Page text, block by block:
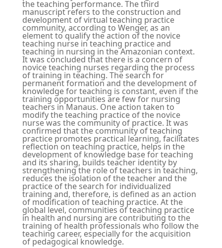
the teaching performance. The third
manuscript refers to the construction and
development of virtual teaching practice
community, according to Wenger, as an
element to qualify the action of the novice
teaching nurse in teaching practice and
teaching in nursing in the Amazonian context.
It was concluded that there is a concern of
novice teaching nurses regarding the process
of training in teaching. The search for
permanent formation and the development of
knowledge for teaching is constant, even if the
training opportunities are few for nursing
teachers in Manaus. One action taken to
modify the teaching practice of the novice
nurse was the community of practice. It was
confirmed that the community of teaching
practice promotes practical learning, facilitates
reflection on teaching practice, helps in the
development of knowledge base for teaching
and its sharing, builds teacher identity by
strengthening the role of teachers in teaching,
reduces the isolation of the teacher and the
practice of the search for individualized
training and, therefore, is defined as an action
of modification of teaching practice. At the
global level, communities of teaching practice
in health and nursing are contributing to the
training of health professionals who follow the
teaching career, especially for the acquisition
of pedagogical knowledge.